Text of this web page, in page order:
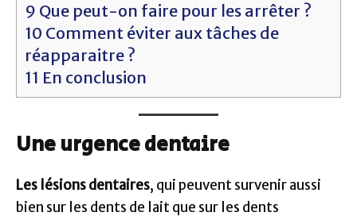
9 Que peut-on faire pour les arrêter ?
10 Comment éviter aux tâches de
réapparaitre ?
11 En conclusion
Une urgence dentaire
Les lésions dentaires, qui peuvent survenir aussi
bien sur les dents de lait que sur les dents